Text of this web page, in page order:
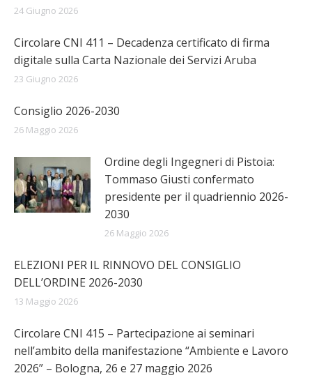
24 Giugno 2026
Circolare CNI 411 – Decadenza certificato di firma
digitale sulla Carta Nazionale dei Servizi Aruba
23 Giugno 2026
Consiglio 2026-2030
26 Maggio 2026
Ordine degli Ingegneri di Pistoia:
Tommaso Giusti confermato
presidente per il quadriennio 2026-
2030
26 Maggio 2026
ELEZIONI PER IL RINNOVO DEL CONSIGLIO
DELL’ORDINE 2026-2030
13 Maggio 2026
Circolare CNI 415 – Partecipazione ai seminari
nell’ambito della manifestazione “Ambiente e Lavoro
2026” – Bologna, 26 e 27 maggio 2026